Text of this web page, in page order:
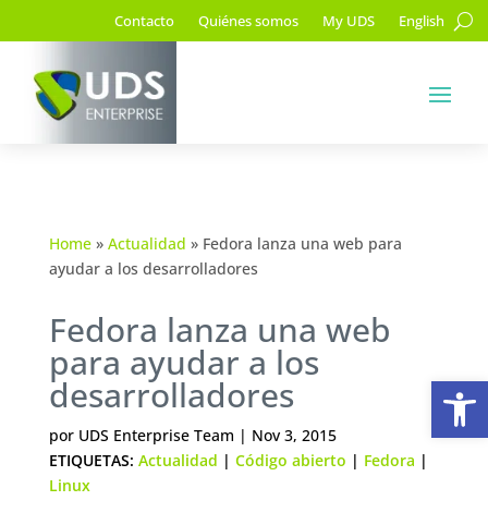
Contacto Quiénes somos My UDS English
Home» Actualidad » Fedora lanza una web para
ayudar a los desarrolladores
Fedora lanza una web
para ayudar a los
desarrolladores
por UDS Enterprise Team | Nov 3, 2015
ETIQUETAS: Actualidad | Código abierto | Fedora |
Linux